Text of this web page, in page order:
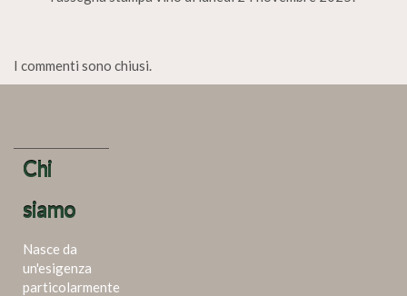
I commenti sono chiusi.
Chi
siamo
Nasce da
un'esigenza
particolarmente